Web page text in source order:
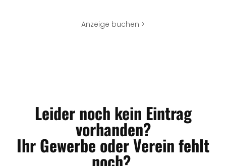
Anzeige buchen >
Leider noch kein Eintrag
vorhanden?
Ihr Gewerbe oder Verein fehlt
noch?